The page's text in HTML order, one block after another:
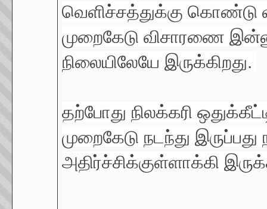
வெளிச்சத்துக்கு கொண்டு
முறைகேடு விசாரணை
நிலையிலேயே இருக்கிறது.
தற்போது நிலக்கரி
முறைகேடு நடந்து
அதிர்ச்சிக்குள்ளாக்கி